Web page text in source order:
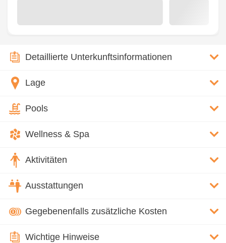
Detaillierte Unterkunftsinformationen
Lage
Pools
Wellness & Spa
Aktivitäten
Ausstattungen
Gegebenenfalls zusätzliche Kosten
Wichtige Hinweise